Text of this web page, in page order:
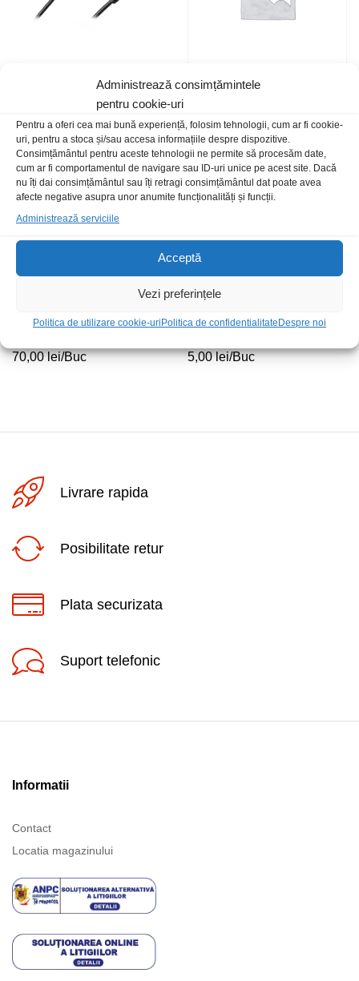
Administrează consimțămintele
pentru cookie-uri
Pentru a oferi cea mai bună experiență, folosim tehnologii, cum ar fi cookie-
uri, pentru a stoca și/sau accesa informațiile despre dispozitive.
Consimțământul pentru aceste tehnologii ne permite să procesăm date,
cum ar fi comportamentul de navigare sau ID-uri unice pe acest site. Dacă
nu îți dai consimțământul sau îți retragi consimțământul dat poate avea
afecte negative asupra unor anumite funcționalități și funcții.
Administrează serviciile
Acceptă
Vezi preferințele
Politica de utilizare cookie-uriPolitica de confidentialitateDespre noi
Cablu alimentare PC 1.5m
20,00 lei/Buc
Cablu BNC+alimentare 2.1×5.5
70,00lei/Buc
70,00lei/Buc 5,00lei/Buc
Livrare rapida
Posibilitate retur
Plata securizata
Suport telefonic
Informatii
Contact
Locatia magazinului